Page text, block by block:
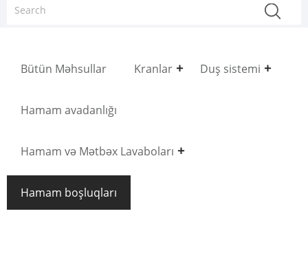
Bütün Məhsullar Kranlar Duş sistemi
Hamam avadanlığı
Hamam və Mətbəx Lavaboları
Hamam boşluqları